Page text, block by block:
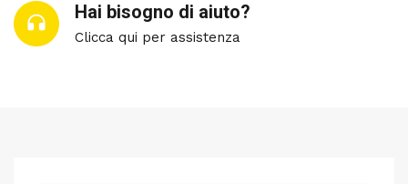
Hai bisogno di aiuto?
Clicca qui per assistenza